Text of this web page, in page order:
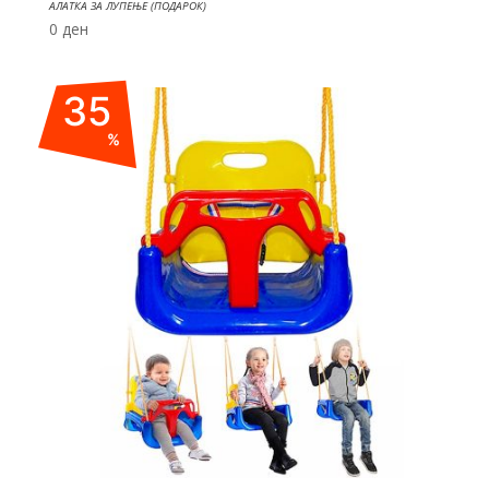
АЛАТКА ЗА ЛУПЕЊЕ (ПОДАРОК)
0 ден
35
%